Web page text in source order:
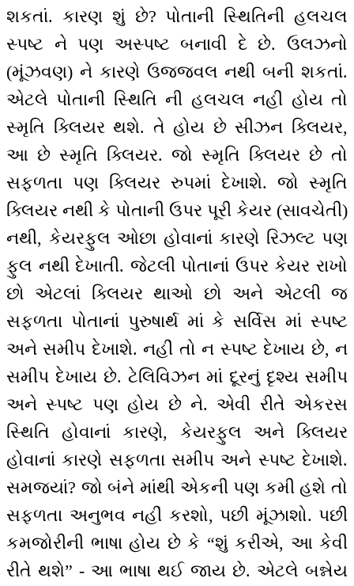
શકતાં. કારણ શું છે? પોતાની સ્થિતિની હલચલ
સ્પષ્ટ ને પણ અસ્પષ્ટ બનાવી દે છે. ઉલઝનો
(મૂંઝવણ) ને કારણે ઉજ્જવલ નથી બની શકતાં.
એટલે પોતાની સ્થિતિ ની હલચલ નહીં હોય તો
સ્મૃતિ ક્લિયર થશે. તે હોય છે સીઝન ક્લિયર,
આ છે સ્મૃતિ ક્લિયર. જો સ્મૃતિ ક્લિયર છે તો
સફળતા પણ ક્લિયર રુપમાં દેખાશે. જો સ્મૃતિ
ક્લિયર નથી કે પોતાની ઉપર પૂરી કેયર (સાવચેતી)
નથી, કેયરફુલ ઓછા હોવાનાં કારણે રિઝલ્ટ પણ
ફુલ નથી દેખાતી. જેટલી પોતાનાં ઉપર કેયર રાખો
છો એટલાં ક્લિયર થાઓ છો અને એટલી જ
સફળતા પોતાનાં પુરુષાર્થ માં કે સર્વિસ માં સ્પષ્ટ
અને સમીપ દેખાશે. નહીં તો ન સ્પષ્ટ દેખાય છે, ન
સમીપ દેખાય છે. ટેલિવિઝન માં દૂરનું દૃશ્ય સમીપ
અને સ્પષ્ટ પણ હોય છે ને. એવી રીતે એકરસ
સ્થિતિ હોવાનાં કારણે, કેયરફુલ અને ક્લિયર
હોવાનાં કારણે સફળતા સમીપ અને સ્પષ્ટ દેખાશે.
સમજ્યાં? જો બંને માંથી એકની પણ કમી હશે તો
સફળતા અનુભવ નહીં કરશો, પછી મૂંઝાશો. પછી
કમજોરીની ભાષા હોય છે કે “શું કરીએ, આ કેવી
રીતે થશે” - આ ભાષા થઈ જાય છે. એટલે બન્નેય